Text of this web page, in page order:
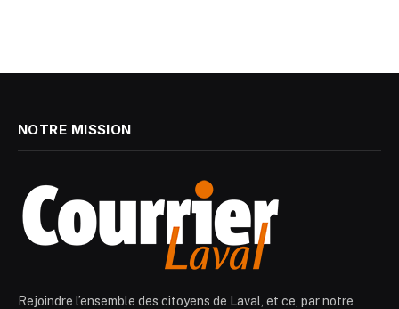
NOTRE MISSION
Rejoindre l’ensemble des citoyens de Laval, et ce, par notre